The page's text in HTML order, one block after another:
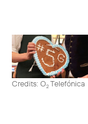
Credits: O2Telefónica